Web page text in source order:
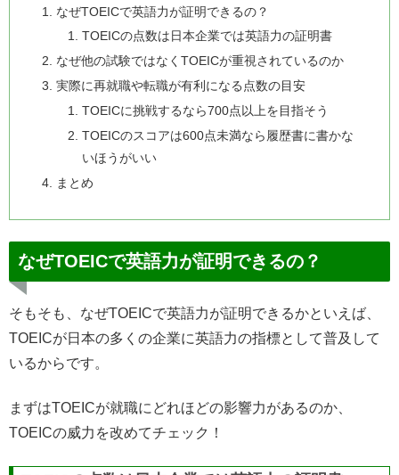
なぜTOEICで英語力が証明できるの？
TOEICの点数は日本企業では英語力の証明書
なぜ他の試験ではなくTOEICが重視されているのか
実際に再就職や転職が有利になる点数の目安
TOEICに挑戦するなら700点以上を目指そう
TOEICのスコアは600点未満なら履歴書に書かな
いほうがいい
まとめ
なぜTOEICで英語力が証明できるの？
そもそも、なぜTOEICで英語力が証明できるかといえば、
TOEICが日本の多くの企業に英語力の指標として普及して
いるからです。
まずはTOEICが就職にどれほどの影響力があるのか、
TOEICの威力を改めてチェック！